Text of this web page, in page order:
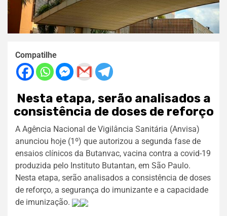
Compatilhe
Nesta etapa, serão analisados a
consistência de doses de reforço
A Agência Nacional de Vigilância Sanitária (Anvisa)
anunciou hoje (1º) que autorizou a segunda fase de
ensaios clínicos da Butanvac, vacina contra a covid-19
produzida pelo Instituto Butantan, em São Paulo.
Nesta etapa, serão analisados a consistência de doses
de reforço, a segurança do imunizante e a capacidade
de imunização.